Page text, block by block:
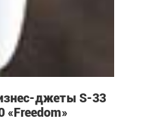
джеты S-33
«Freedom»